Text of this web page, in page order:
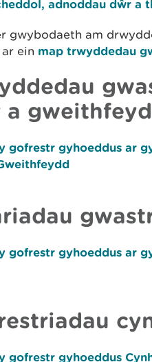
adnoddau dŵr a
gwybodaeth am
ein map trwyddedau
a
gofrestr gyhoeddus ar
gofrestr gyhoeddus ar
gofrestr gyhoeddus